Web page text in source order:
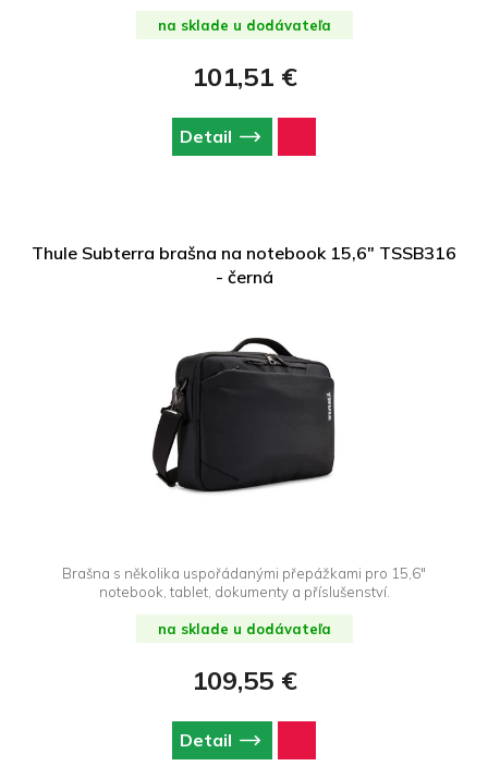
na sklade u dodávateľa
101,51 €
Detail
Thule Subterra brašna na notebook 15,6" TSSB316
- černá
Brašna s několika uspořádanými přepážkami pro 15,6"
notebook, tablet, dokumenty a příslušenství.
na sklade u dodávateľa
109,55 €
Detail